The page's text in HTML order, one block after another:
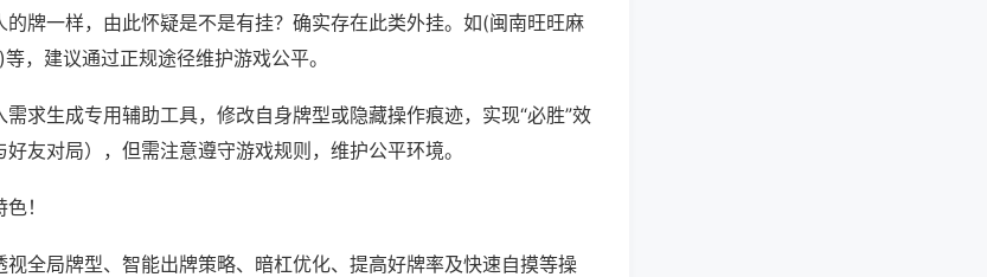
的牌一样，由此怀疑是不是有挂？确实存在此类外挂。如(闽南旺旺麻
，建议通过正规途径维护游戏公平。
求生成专用辅助工具，修改自身牌型或隐藏操作痕迹，实现“必胜”效
友对局），但需注意遵守游戏规则，维护公平环境。
！
全局牌型、智能出牌策略、暗杠优化、提高好牌率及快速自摸等操